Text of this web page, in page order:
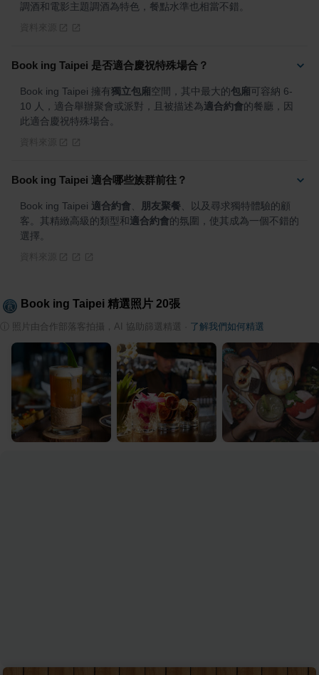
調酒和電影主題調酒為特色，餐點水準也相當不錯。
Book ing Taipei 是否適合慶祝特殊場合？
Book ing Taipei 擁有獨立包廂空間，其中最大的包廂可容納 6-
10 人，適合舉辦聚會或派對，且被描述為適合約會的餐廳，因
此適合慶祝特殊場合。
Book ing Taipei 適合哪些族群前往？
Book ing Taipei 適合約會 朋友聚餐 、以及尋求獨特體驗的顧
客。其精緻高級的類型和適合約會的氛圍，使其成為一個不錯的
選擇。
Book ing Taipei 精選照片 20張
照片由合作部落客拍攝，AI 協助篩選精選 了解我們如何精選